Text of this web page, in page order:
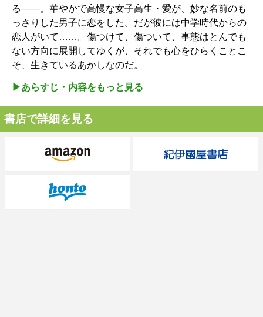
る――。華やかで高慢な女子高生・愛が、妙な名前のも
っさりした男子に恋をした。だが彼には中学時代からの
恋人がいて……。傷つけて、傷ついて、事態はとんでも
ない方向に展開してゆくが、それでも心をひらくことこ
そ、生きているあかしなのだ。
▶︎あらすじ・内容をもっと見る
書店で詳細を見る